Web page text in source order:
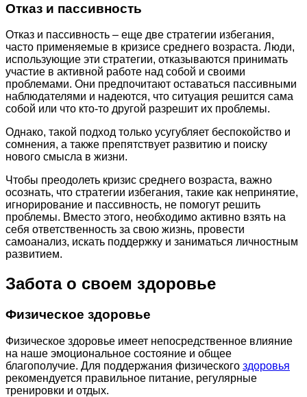
Отказ и пассивность
Отказ и пассивность – еще две стратегии избегания,
часто применяемые в кризисе среднего возраста. Люди,
использующие эти стратегии, отказываются принимать
участие в активной работе над собой и своими
проблемами. Они предпочитают оставаться пассивными
наблюдателями и надеются, что ситуация решится сама
собой или что кто-то другой разрешит их проблемы.
Однако, такой подход только усугубляет беспокойство и
сомнения, а также препятствует развитию и поиску
нового смысла в жизни.
Чтобы преодолеть кризис среднего возраста, важно
осознать, что стратегии избегания, такие как непринятие,
игнорирование и пассивность, не помогут решить
проблемы. Вместо этого, необходимо активно взять на
себя ответственность за свою жизнь, провести
самоанализ, искать поддержку и заниматься личностным
развитием.
Забота о своем здоровье
Физическое здоровье
Физическое здоровье имеет непосредственное влияние
на наше эмоциональное состояние и общее
благополучие. Для поддержания физического здоровья
рекомендуется правильное питание, регулярные
тренировки и отдых.